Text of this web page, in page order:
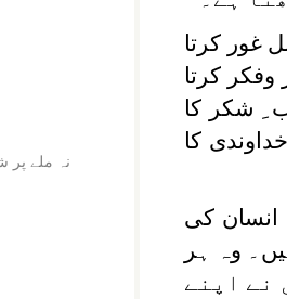
نہ ملے پر
غور کرتا
کرتا
شکر کا
کا
انسان کی
وہ ہر
نے اپنے